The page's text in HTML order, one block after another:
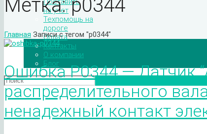
на учет
Техпомощь на
дороге
Оплата
Контакты
О компании
Блог
Метка:p0344
Главная Записи с тегом "p0344"
Ошибка P0344 — Датчик
распределительного
ненадежный контакт